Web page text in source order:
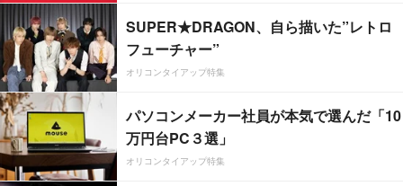
SUPER★DRAGON、自ら描いた”レトロ
フューチャー”
オリコンタイアップ特集
パソコンメーカー社員が本気で選んだ「10
万円台PC３選」
オリコンタイアップ特集